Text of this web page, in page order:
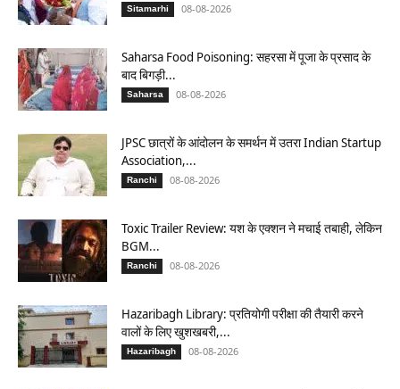
Sitamarhi 08-08-2026
Saharsa Food Poisoning: सहरसा में पूजा के प्रसाद के
बाद बिगड़ी...
Saharsa 08-08-2026
JPSC छात्रों के आंदोलन के समर्थन में उतरा Indian Startup
Association,...
Ranchi 08-08-2026
Toxic Trailer Review: यश के एक्शन ने मचाई तबाही, लेकिन
BGM...
Ranchi 08-08-2026
Hazaribagh Library: प्रतियोगी परीक्षा की तैयारी करने
वालों के लिए खुशखबरी,...
Hazaribagh 08-08-2026